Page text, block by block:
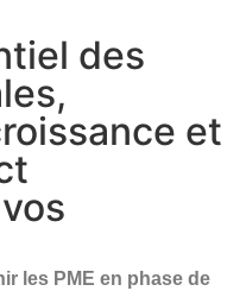
des
et
les PME en phase de